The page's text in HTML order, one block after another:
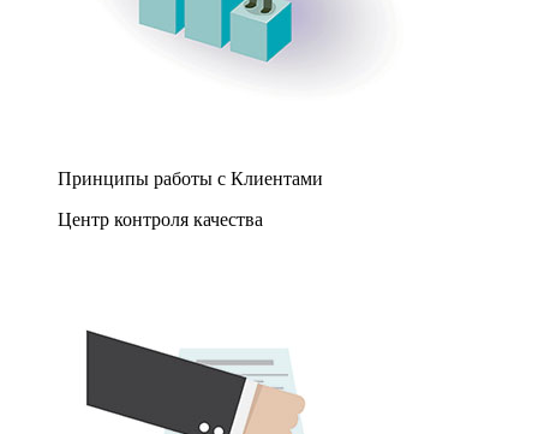
Принципы работы с Клиентами
Центр контроля качества